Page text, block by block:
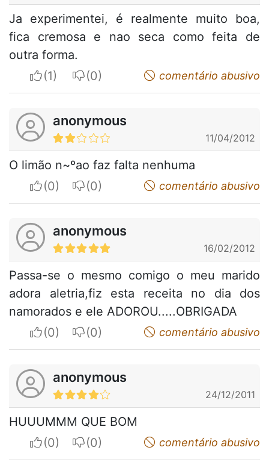
Ja experimentei, é realmente muito boa,
fica cremosa e nao seca como feita de
outra forma.
I apreciateI do not appreciatecomentário abusivo
anonymous
11/04/2012
O limão n~ºao faz falta nenhuma
I apreciateI do not appreciatecomentário abusivo
anonymous
16/02/2012
Passa-se o mesmo comigo o meu marido
adora aletria,fiz esta receita no dia dos
namorados e ele ADOROU.....OBRIGADA
I apreciateI do not appreciatecomentário abusivo
anonymous
24/12/2011
HUUUMMM QUE BOM
I apreciateI do not appreciatecomentário abusivo